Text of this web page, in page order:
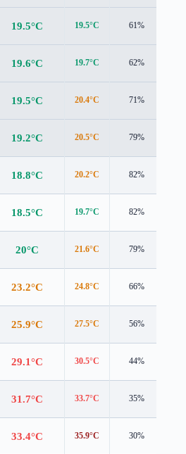
19.5°C 19.5°C 61%
19.6°C 19.7°C 62%
19.5°C 20.4°C 71%
19.2°C 20.5°C 79%
18.8°C 20.2°C 82%
18.5°C 19.7°C 82%
20°C 21.6°C 79%
23.2°C 24.8°C 66%
25.9°C 27.5°C 56%
29.1°C 30.5°C 44%
31.7°C 33.7°C 35%
33.4°C 35.9°C 30%